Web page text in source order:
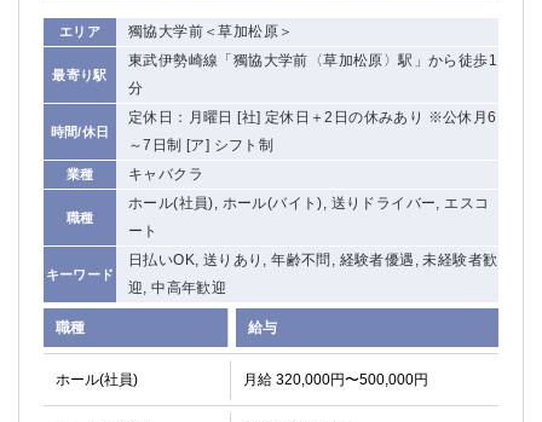
エリア 獨協大学前＜草加松原＞
最寄り駅
東武伊勢崎線「獨協大学前〈草加松原〉駅」から徒歩1
分
時間/休日
定休日：月曜日 [社] 定休日＋2日の休みあり ※公休月6
～7日制 [ア] シフト制
業種 キャバクラ
職種
ホール(社員), ホール(バイト), 送りドライバー, エスコ
ート
キーワード
日払いOK, 送りあり, 年齢不問, 経験者優遇, 未経験者歓
迎, 中高年歓迎
職種 給与
ホール(社員) 月給 320,000円〜500,000円